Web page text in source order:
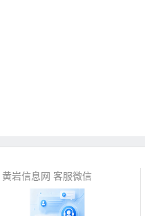
黄岩信息网 客服微信